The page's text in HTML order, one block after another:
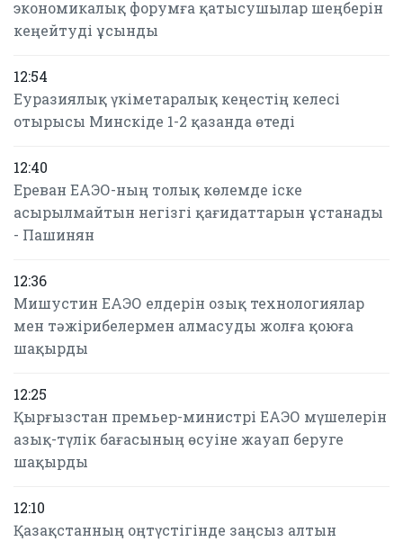
экономикалық форумға қатысушылар шеңберін
кеңейтуді ұсынды
12:54
Еуразиялық үкіметаралық кеңестің келесі
отырысы Минскіде 1-2 қазанда өтеді
12:40
Ереван ЕАЭО-ның толық көлемде іске
асырылмайтын негізгі қағидаттарын ұстанады
- Пашинян
12:36
Мишустин ЕАЭО елдерін озық технологиялар
мен тәжірибелермен алмасуды жолға қоюға
шақырды
12:25
Қырғызстан премьер-министрі ЕАЭО мүшелерін
азық-түлік бағасының өсуіне жауап беруге
шақырды
12:10
Қазақстанның оңтүстігінде заңсыз алтын